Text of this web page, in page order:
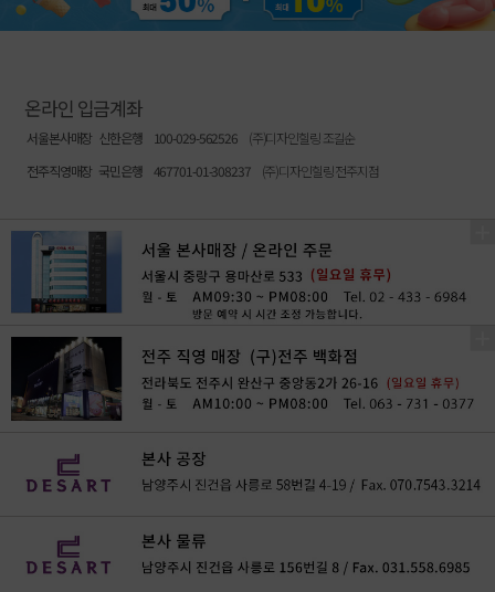
온라인 입금계좌
서울본사매장 신한은행 100-029-562526
(주)디자인힐링 조길순
전주직영매장 국민은행 467701-01-308237 (주)디자인힐링 전주지점